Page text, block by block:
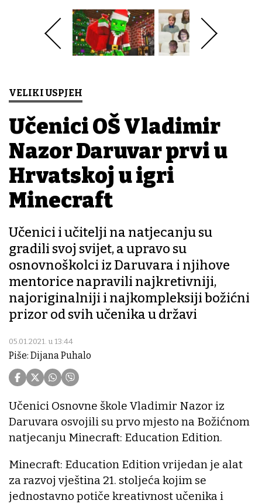
VELIKI USPJEH
Učenici OŠ Vladimir
Nazor Daruvar prvi u
Hrvatskoj u igri
Minecraft
Učenici i učitelji na natjecanju su
gradili svoj svijet, a upravo su
osnovnoškolci iz Daruvara i njihove
mentorice napravili najkretivniji,
najoriginalniji i najkompleksiji božićni
prizor od svih učenika u državi
05.01.2021. u 13:44
Piše: Dijana Puhalo
Učenici Osnovne škole Vladimir Nazor iz
Daruvara osvojili su prvo mjesto na Božićnom
natjecanju Minecraft: Education Edition.
Minecraft: Education Edition vrijedan je alat
za razvoj vještina 21. stoljeća kojim se
jednostavno potiče kreativnost učenika i